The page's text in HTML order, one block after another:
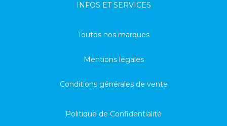
INFOS ET SERVICES
Toutes nos marques
Mentions légales
Conditions générales de vente
Politique de Confidentialité